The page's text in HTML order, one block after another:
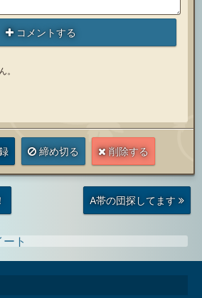
コメントする
。
締め切る 削除する
前
の
投
A帯の団探してます
ト